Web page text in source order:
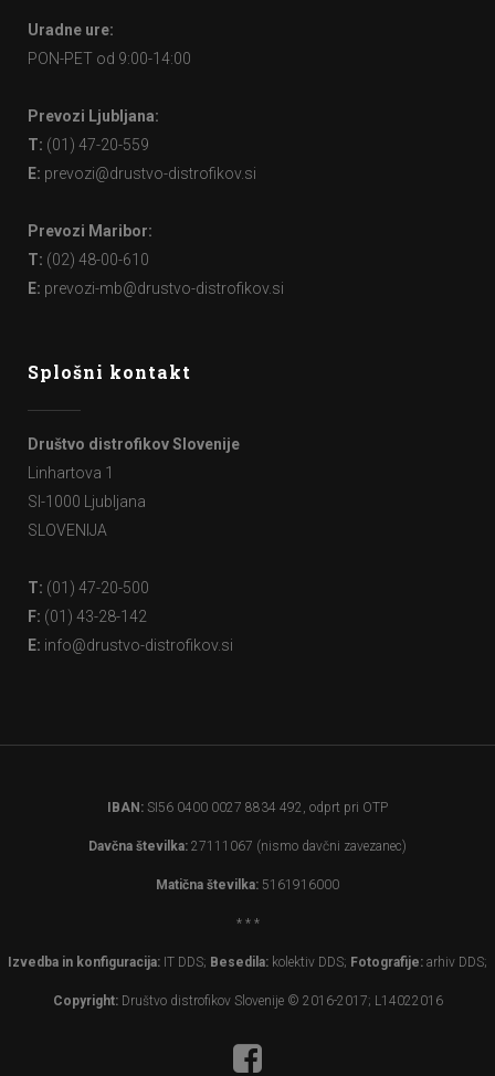
Uradne ure:
PON-PET od 9:00-14:00
Prevozi Ljubljana:
T: (01) 47-20-559
E: prevozi@drustvo-distrofikov.si
Prevozi Maribor:
T: (02) 48-00-610
E: prevozi-mb@drustvo-distrofikov.si
Splošni kontakt
Društvo distrofikov Slovenije
Linhartova 1
SI-1000 Ljubljana
SLOVENIJA
T: (01) 47-20-500
F: (01) 43-28-142
E: info@drustvo-distrofikov.si
IBAN: SI56 0400 0027 8834 492, odprt pri OTP
Davčna številka: 27111067 (nismo davčni zavezanec)
Matična številka: 5161916000
* * *
Izvedba in konfiguracija: IT DDS; Besedila: kolektiv DDS; Fotografije: arhiv DDS;
Copyright:Društvo distrofikov Slovenije © 2016-2017; L14022016